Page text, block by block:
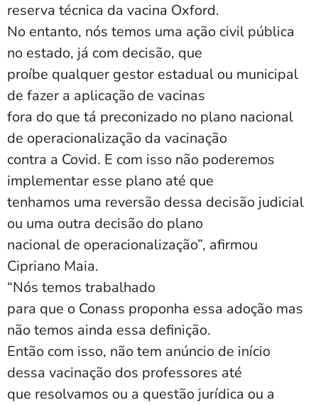
reserva técnica da vacina Oxford.
No entanto, nós temos uma ação civil pública
no estado, já com decisão, que
proíbe qualquer gestor estadual ou municipal
de fazer a aplicação de vacinas
fora do que tá preconizado no plano nacional
de operacionalização da vacinação
contra a Covid. E com isso não poderemos
implementar esse plano até que
tenhamos uma reversão dessa decisão judicial
ou uma outra decisão do plano
nacional de operacionalização”, afirmou
Cipriano Maia.
“Nós temos trabalhado
para que o Conass proponha essa adoção mas
não temos ainda essa definição.
Então com isso, não tem anúncio de início
dessa vacinação dos professores até
que resolvamos ou a questão jurídica ou a